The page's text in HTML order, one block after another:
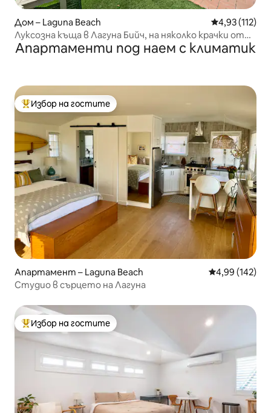
Дом – Laguna Beach Средна
4,93 (112)
Луксозна къща в Лагуна Бийч, на няколко крачки от
пясъка!
Апартаменти под наем с климатик
Най-популярен избор на гостите
Избор на гостите
Апартамент – Laguna Beach Средна
4,99 (142)
Студио в сърцето на Лагуна
Най-популярен избор на гостите
Избор на гостите